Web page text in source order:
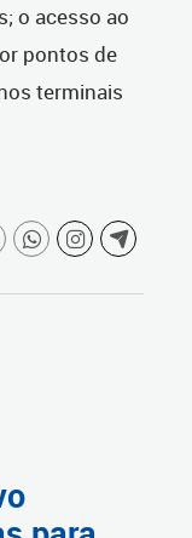
o acesso ao
pontos de
terminais